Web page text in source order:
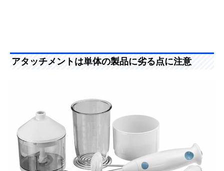
アタッチメントは単体の製品に劣る点に注意